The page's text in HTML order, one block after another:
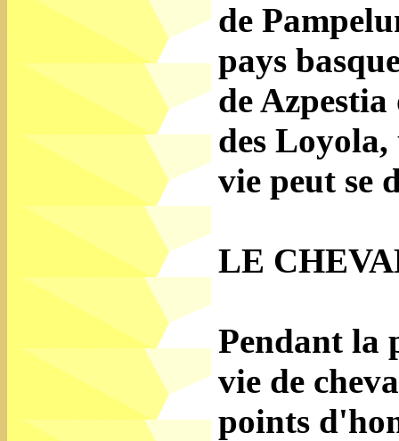
de
pays
de
des Loyola,
vie peut se
LE
Pendant la
vie de
points